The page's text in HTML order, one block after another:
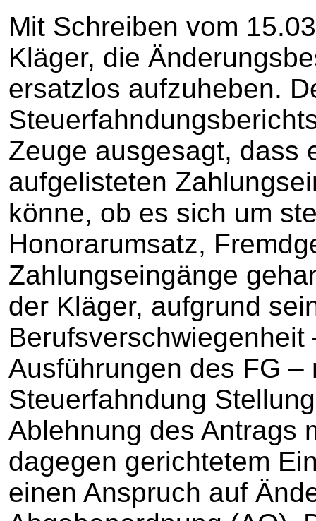
Mit Schreiben vom
Kläger, die
ersatzlos aufzuheben.
Zeuge ausgesagt, dass
aufgelisteten
könne, ob es sich um
Honorarumsatz,
Zahlungseingänge
der Kläger, aufgrund
Berufsverschwiegenheit
Ausführungen des FG
Steuerfahndung
Ablehnung des Antrags
dagegen gerichtetem
einen Anspruch auf